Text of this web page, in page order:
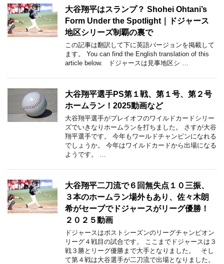
大谷翔平はスランプ？ Shohei Ohtani’s
Form Under the Spotlight｜ドジャース
地区シリーズ制覇の裏で
この記事は翻訳して下に英語バージョンを掲載して
ます。 You can find the English translation of this
article below. ドジャースは見事地区シ …
大谷翔平選手PS第１戦、第１号、第２号
ホームラン！2025動画など
大谷翔平選手がプレイオフのワイルドカードシリー
ズでいきなりホームランを打ちました。 さすが大谷
翔平選手です。 今年もワールドチャンピンになれる
でしょうか。 今年はワイルドカードから出場になる
ようです。 …
大谷翔平二刀流で６回無失点１０三振、
３本のホームラン場外もあり、佐々木朗
希がセーブでドジャースがリーグ優勝！
２０２５動画
ドジャースはポストシーズンのリーグチャンピオン
リーグ４戦目の試合です。 ここまでドジャースは３
戦３勝とリーグ優勝まで大手となりました。 そし
て第４戦は大谷選手が二刀流で出場となりました。